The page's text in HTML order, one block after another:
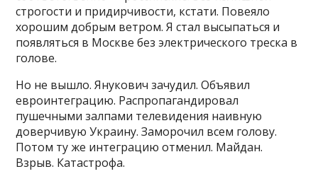
строгости и придирчивости, кстати. Повеяло
хорошим добрым ветром. Я стал высыпаться и
появляться в Москве без электрического треска в
голове.
Но не вышло. Янукович зачудил. Объявил
евроинтеграцию. Распропагандировал
пушечными залпами телевидения наивную
доверчивую Украину. Заморочил всем голову.
Потом ту же интеграцию отменил. Майдан.
Взрыв. Катастрофа.